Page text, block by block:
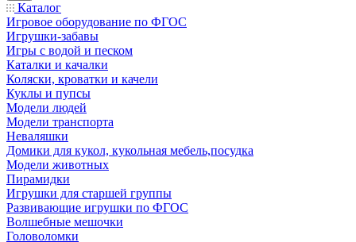
Каталог
Игровое оборудование по ФГОС
Игрушки-забавы
Игры с водой и песком
Каталки и качалки
Коляски, кроватки и качели
Куклы и пупсы
Модели людей
Модели транспорта
Неваляшки
Домики для кукол, кукольная мебель,посудка
Модели животных
Пирамидки
Игрушки для старшей группы
Развивающие игрушки по ФГОС
Волшебные мешочки
Головоломки